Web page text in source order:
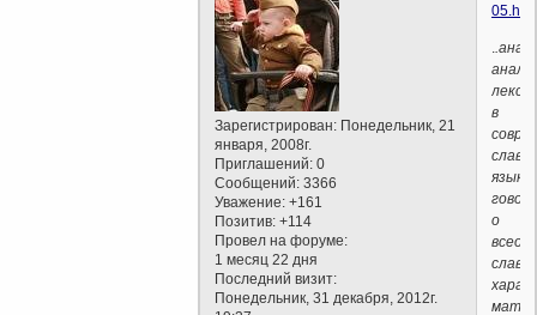
Зарегистрирован: Понедельник, 21
января, 2008г.
Приглашений: 0
Сообщений: 3366
Уважение: +161
Позитив: +114
Провел на форуме:
1 месяц 22 дня
Последний визит:
Понедельник, 31 декабря, 2012г.
05.htm
в
о
мата.